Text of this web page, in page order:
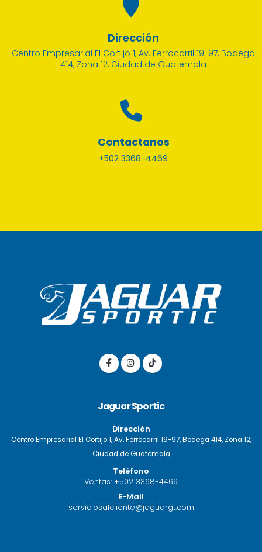
Dirección
Centro Empresarial El Cortijo 1, Av. Ferrocarril 19-97, Bodega
414, Zona 12, Ciudad de Guatemala
Contactanos
+502 3368-4469
Jaguar Sportic
Dirección
Centro Empresarial El Cortijo 1, Av. Ferrocarril 19-97, Bodega 414, Zona 12,
Ciudad de Guatemala
Teléfono
Ventas: +502 3368-4469
E-Mail
serviciosalcliente@jaguargt.com